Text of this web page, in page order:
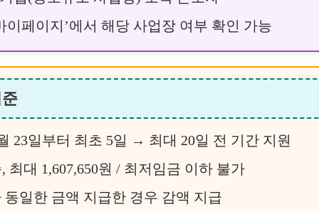
이페이지’에서 해당 사업장 여부 확인 가능
23일부터 최초 5일 → 최대 20일 전 기간 지원
최대 1,607,650원 / 최저임금 이하 불가
일한 금액 지급한 경우 감액 지급